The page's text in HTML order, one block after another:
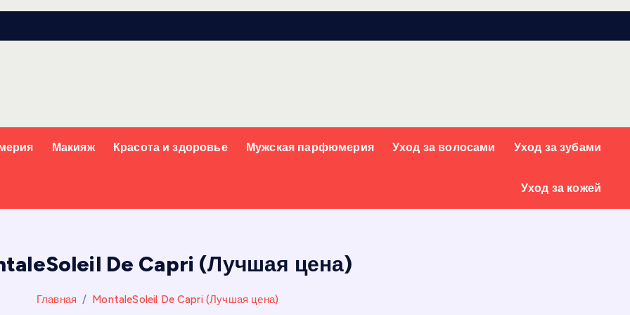
Макияж Красота и здоровье Мужская парфюмерия Уход за волосами Уход за зубами
Уход за кожей
De Capri (Лучшая цена)
Главная MontaleSoleil De Capri (Лучшая цена)